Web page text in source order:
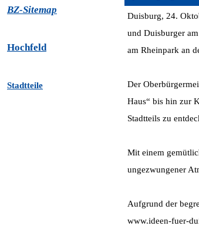
BZ-Sitemap
Hochfeld
Stadtteile
Duisburg, 24.
und Duisburger am
am Rheinpark an
Der
Haus“ bis hin zur
Stadtteils zu
Mit einem
ungezwungener
Aufgrund der
www.ideen-fuer-